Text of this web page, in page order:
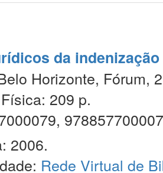
da
Horizonte, Fórum,
209 p.
2006.
Rede Virtual de